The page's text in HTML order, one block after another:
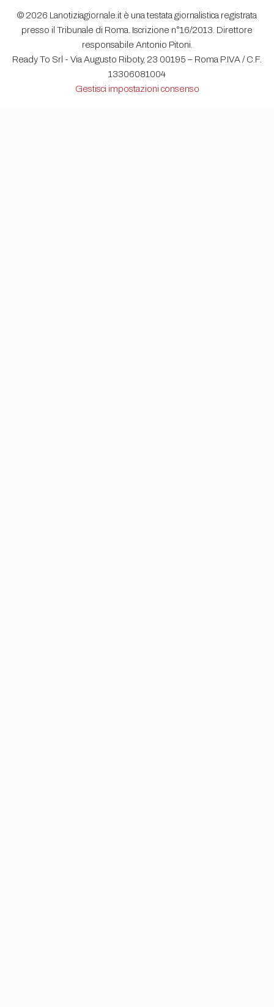
© 2026 Lanotiziagiornale.it è una testata giornalistica registrata
presso il Tribunale di Roma. Iscrizione n°16/2013. Direttore
responsabile Antonio Pitoni.
Ready To Srl - Via Augusto Riboty, 23 00195 – Roma P.IVA / C.F.
13306081004
Gestisci impostazioni consenso